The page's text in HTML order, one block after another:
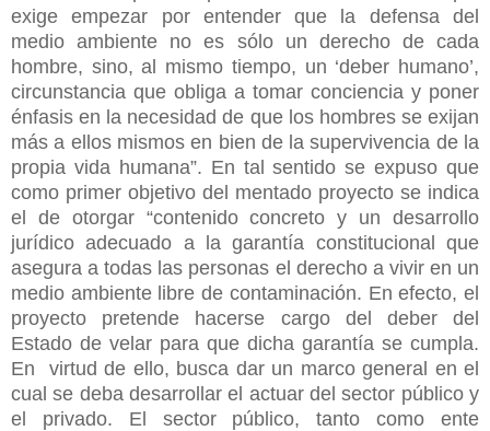
exige empezar por entender que la defensa del
medio ambiente no es sólo un derecho de cada
hombre, sino, al mismo tiempo, un ‘deber humano’,
circunstancia que obliga a tomar conciencia y poner
énfasis en la necesidad de que los hombres se exijan
más a ellos mismos en bien de la supervivencia de la
propia vida humana”. En tal sentido se expuso que
como primer objetivo del mentado proyecto se indica
el de otorgar “contenido concreto y un desarrollo
jurídico adecuado a la garantía constitucional que
asegura a todas las personas el derecho a vivir en un
medio ambiente libre de contaminación. En efecto, el
proyecto pretende hacerse cargo del deber del
Estado de velar para que dicha garantía se cumpla.
En virtud de ello, busca dar un marco general en el
cual se deba desarrollar el actuar del sector público y
el privado. El sector público, tanto como ente